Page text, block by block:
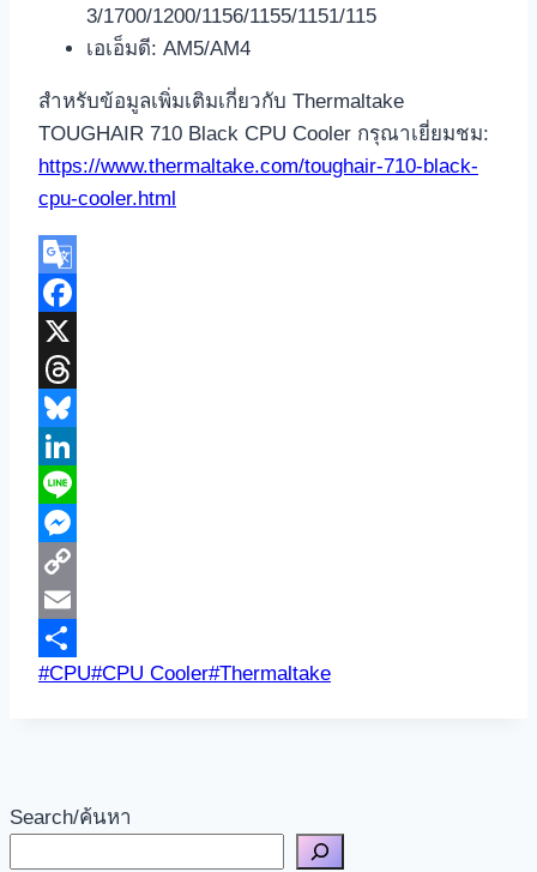
3/1700/1200/1156/1155/1151/115
เอเอ็มดี: AM5/AM4
สำหรับข้อมูลเพิ่มเติมเกี่ยวกับ Thermaltake
TOUGHAIR 710 Black CPU Cooler กรุณาเยี่ยมชม:
https://www.thermaltake.com/toughair-710-black-
cpu-cooler.html
Google
Translate
Facebook
X
Threads
Bluesky
LinkedIn
Line
Messenger
Copy
Link
Email
Share
Post
#CPU#CPU Cooler#Thermaltake
Search/ค้นหา